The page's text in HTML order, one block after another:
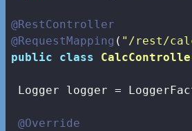
@RestController
@RequestMapping ( "/rest/
public
class
Logger logger =
@Override